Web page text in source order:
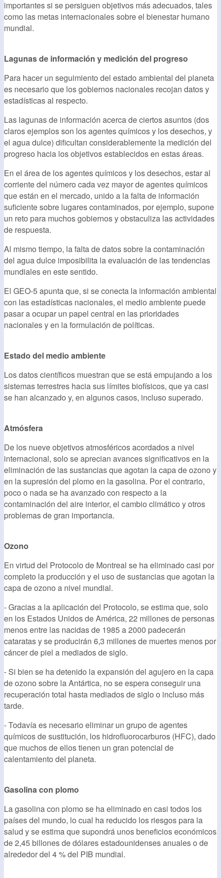
importantes si se persiguen objetivos más adecuados, tales
como las metas internacionales sobre el bienestar humano
mundial.
Lagunas de información y medición del progreso
Para hacer un seguimiento del estado ambiental del planeta
es necesario que los gobiernos nacionales recojan datos y
estadísticas al respecto.
Las lagunas de información acerca de ciertos asuntos (dos
claros ejemplos son los agentes químicos y los desechos, y
el agua dulce) dificultan considerablemente la medición del
progreso hacia los objetivos establecidos en estas áreas.
En el área de los agentes químicos y los desechos, estar al
corriente del número cada vez mayor de agentes químicos
que están en el mercado, unido a la falta de información
suficiente sobre lugares contaminados, por ejemplo, supone
un reto para muchos gobiernos y obstaculiza las actividades
de respuesta.
Al mismo tiempo, la falta de datos sobre la contaminación
del agua dulce imposibilita la evaluación de las tendencias
mundiales en este sentido.
El GEO-5 apunta que, si se conecta la información ambiental
con las estadísticas nacionales, el medio ambiente puede
pasar a ocupar un papel central en las prioridades
nacionales y en la formulación de políticas.
Estado del medio ambiente
Los datos científicos muestran que se está empujando a los
sistemas terrestres hacia sus límites biofísicos, que ya casi
se han alcanzado y, en algunos casos, incluso superado.
Atmósfera
De los nueve objetivos atmosféricos acordados a nivel
internacional, solo se aprecian avances significativos en la
eliminación de las sustancias que agotan la capa de ozono y
en la supresión del plomo en la gasolina. Por el contrario,
poco o nada se ha avanzado con respecto a la
contaminación del aire interior, el cambio climático y otros
problemas de gran importancia.
Ozono
En virtud del Protocolo de Montreal se ha eliminado casi por
completo la producción y el uso de sustancias que agotan la
capa de ozono a nivel mundial.
- Gracias a la aplicación del Protocolo, se estima que, solo
en los Estados Unidos de América, 22 millones de personas
menos entre las nacidas de 1985 a 2000 padecerán
cataratas y se producirán 6,3 millones de muertes menos por
cáncer de piel a mediados de siglo.
- Si bien se ha detenido la expansión del agujero en la capa
de ozono sobre la Antártica, no se espera conseguir una
recuperación total hasta mediados de siglo o incluso más
tarde.
- Todavía es necesario eliminar un grupo de agentes
químicos de sustitución, los hidrofluorocarburos (HFC), dado
que muchos de ellos tienen un gran potencial de
calentamiento del planeta.
Gasolina con plomo
La gasolina con plomo se ha eliminado en casi todos los
países del mundo, lo cual ha reducido los riesgos para la
salud y se estima que supondrá unos beneficios económicos
de 2,45 billones de dólares estadounidenses anuales o de
alrededor del 4 % del PIB mundial.